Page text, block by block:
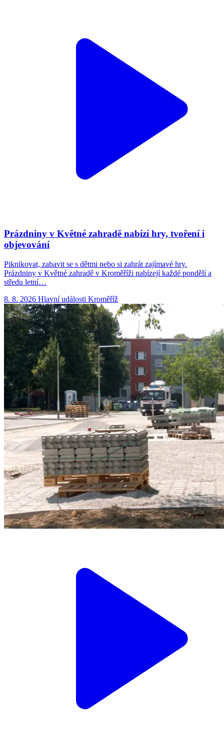
Prázdniny v Květné zahradě nabízí hry, tvoření i
objevování
Piknikovat, zabavit se s dětmi nebo si zahrát zajímavé hry.
Prázdniny v Květné zahradě v Kroměříži nabízejí každé pondělí a
středu letní…
8. 8. 2026 Hlavní události Kroměříž